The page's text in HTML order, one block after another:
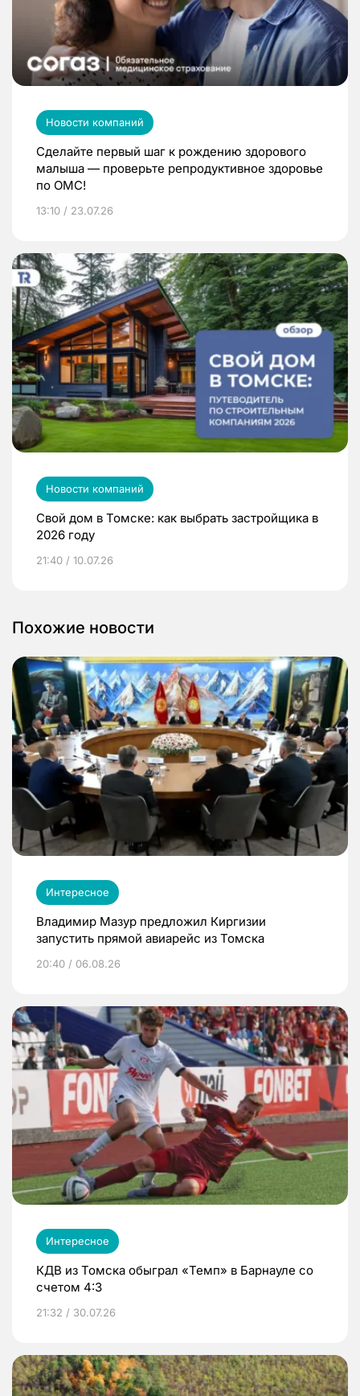
Новости компаний
Сделайте первый шаг к рождению здорового
малыша — проверьте репродуктивное здоровье
по ОМС!
13:10 / 23.07.26
Новости компаний
Свой дом в Томске: как выбрать застройщика в
2026 году
21:40 / 10.07.26
Похожие новости
Интересное
Владимир Мазур предложил Киргизии
запустить прямой авиарейс из Томска
20:40 / 06.08.26
Интересное
КДВ из Томска обыграл «Темп» в Барнауле со
счетом 4:3
21:32 / 30.07.26